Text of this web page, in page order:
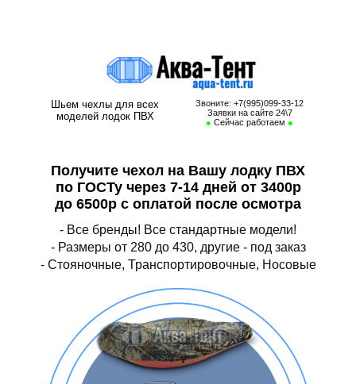
Шьем чехлы для всех
моделей лодок ПВХ
Звоните: +7(995)099-33-12
Заявки на сайте 24\7
● Сейчас работаем ●
Получите чехол на Вашу лодку ПВХ
по ГОСТу через 7-14 дней от 3400р
до 6500р с оплатой после осмотра
- Все бренды! Все стандартные модели!
- Размеры от 280 до 430, другие - под заказ
- Стояночные, Транспортировочные, Носовые